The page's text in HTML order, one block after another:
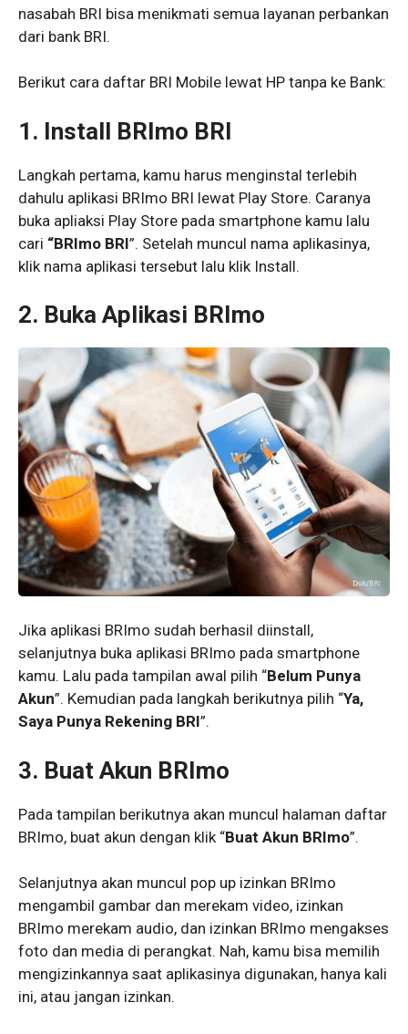
nasabah BRI bisa menikmati semua layanan perbankan
dari bank BRI.
Berikut cara daftar BRI Mobile lewat HP tanpa ke Bank:
1. Install BRImo BRI
Langkah pertama, kamu harus menginstal terlebih
dahulu aplikasi BRImo BRI lewat Play Store. Caranya
buka apliaksi Play Store pada smartphone kamu lalu
cari “BRImo BRI”. Setelah muncul nama aplikasinya,
klik nama aplikasi tersebut lalu klik Install.
2. Buka Aplikasi BRImo
Jika aplikasi BRImo sudah berhasil diinstall,
selanjutnya buka aplikasi BRImo pada smartphone
kamu. Lalu pada tampilan awal pilih “Belum Punya
Akun”. Kemudian pada langkah berikutnya pilih “Ya,
Saya Punya Rekening BRI”.
3. Buat Akun BRImo
Pada tampilan berikutnya akan muncul halaman daftar
BRImo, buat akun dengan klik “Buat Akun BRImo”.
Selanjutnya akan muncul pop up izinkan BRImo
mengambil gambar dan merekam video, izinkan
BRImo merekam audio, dan izinkan BRImo mengakses
foto dan media di perangkat. Nah, kamu bisa memilih
mengizinkannya saat aplikasinya digunakan, hanya kali
ini, atau jangan izinkan.